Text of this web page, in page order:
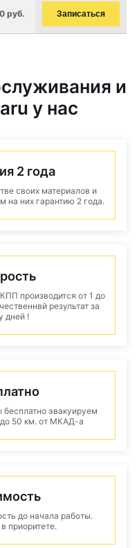
руб. Записаться
и
у нас
2 года
своих материалов и
на них гарантию 2 года.
производится от 1 до
результат за
дней !
эвакуируем
50 км. от МКАД-а
до начала работы.
приоритете.